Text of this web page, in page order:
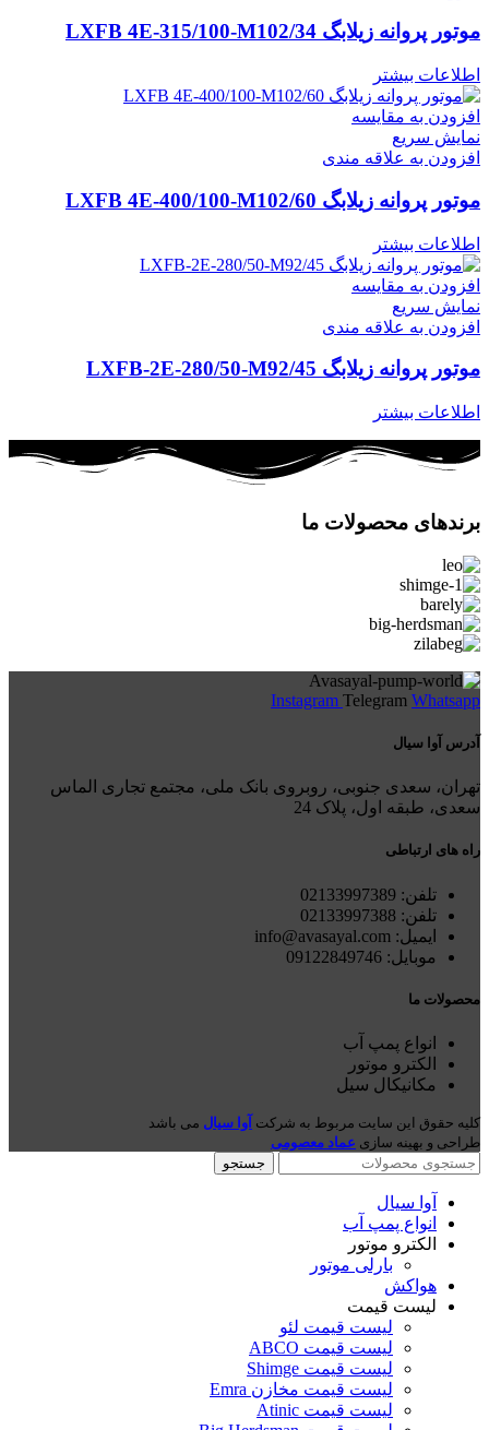
موتور پروانه زیلابگ LXFB 4E-315/100-M102/34
اطلاعات بیشتر
افزودن به مقایسه
نمایش سریع
افزودن به علاقه مندی
موتور پروانه زیلابگ LXFB 4E-400/100-M102/60
اطلاعات بیشتر
افزودن به مقایسه
نمایش سریع
افزودن به علاقه مندی
موتور پروانه زیلابگ LXFB-2E-280/50-M92/45
اطلاعات بیشتر
برندهای محصولات ما
Instagram Telegram Whatsapp
آدرس آوا سیال
تهران، سعدی جنوبی، روبروی بانک ملی، مجتمع تجاری الماس
سعدی، طبقه اول، پلاک 24
راه های ارتباطی
تلفن: 021 33997389
تلفن:
ایمیل: info@avasayal.com
موبایل: 09122849746
محصولات ما
انواع پمپ آب
الکترو موتور
مکانیکال سیل
کلیه حقوق این سایت مربوط به شرکت آوا سیال می باشد
طراحی و بهینه سازی عماد معصومی
جستجو
آوا سیال
انواع پمپ آب
الکترو موتور
بارلی موتور
هواکش
لیست قیمت
لیست قیمت لئو
لیست قیمت ABCO
لیست قیمت Shimge
لیست قیمت مخازن Emra
لیست قیمت Atinic